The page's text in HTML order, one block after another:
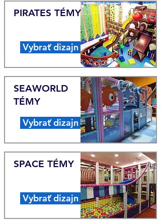
Vybrať dizajn
PIRATES TÉMY
Vybrať dizajn
SEAWORLD
TÉMY
Vybrať dizajn
SPACE TÉMY